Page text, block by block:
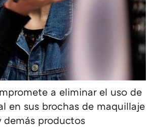
a eliminar el uso de
en sus brochas de maquillaje
demás productos